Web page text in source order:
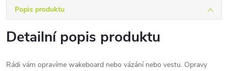
Popis produktu
Detailní popis produktu
Rádi vám opravíme wakeboard nebo vázání nebo vestu. Opravy